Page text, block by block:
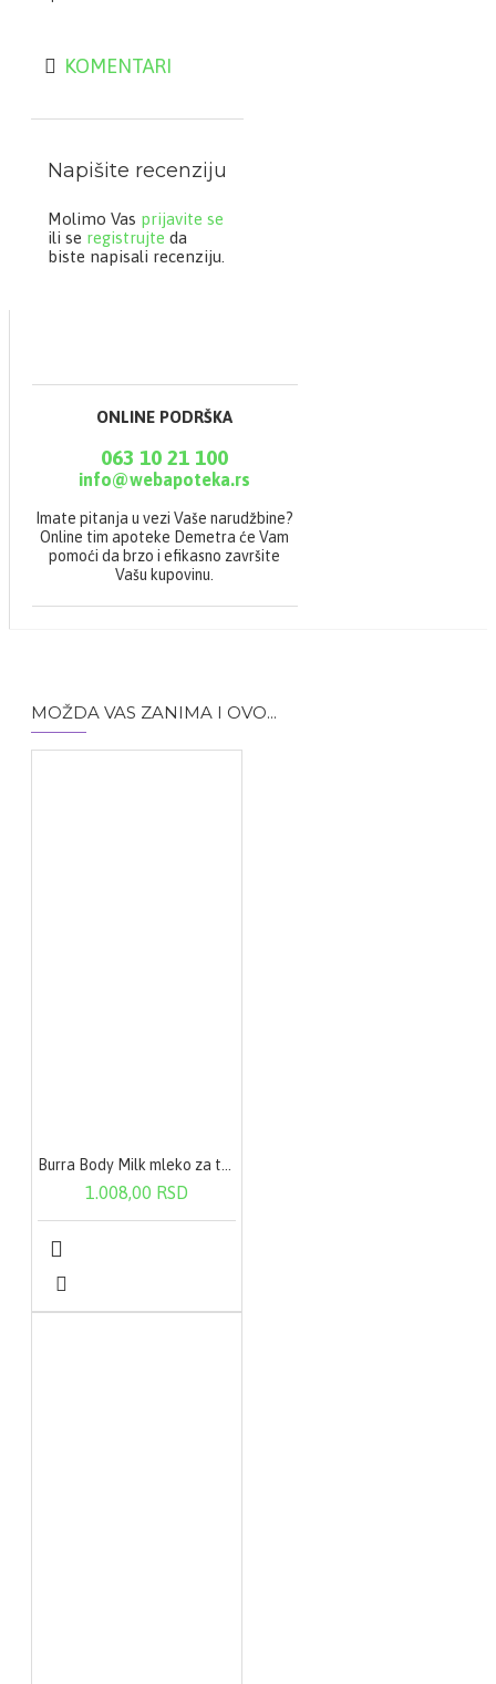
virusnih i drugih
infekcija.
Namenjen je odraslima
i deci starijoj od 14
KOMENTARI
Napišite recenziju
Molimo Vas prijavite se
ili se registrujte da
biste napisali recenziju.
ONLINE PODRŠKA
063 10 21 100
info@webapoteka.rs
Imate pitanja u vezi Vaše narudžbine?
Online tim apoteke Demetra će Vam
pomoći da brzo i efikasno završite
Vašu kupovinu.
MOŽDA VAS ZANIMA I OVO...
1.008,00 RSD